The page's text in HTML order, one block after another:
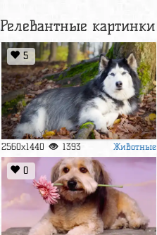
Релевантные картинки
5
2560x1440 1393 Животные
0